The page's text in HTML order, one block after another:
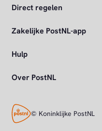
Direct regelen
Zakelijke PostNL-app
Hulp
Over PostNL
© Koninklijke PostNL